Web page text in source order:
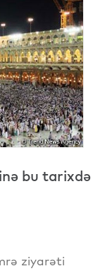
bu tarixdə
ziyarəti